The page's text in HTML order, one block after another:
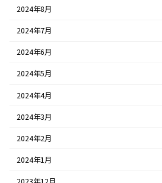
2024年8月
2024年7月
2024年6月
2024年5月
2024年4月
2024年3月
2024年2月
2024年1月